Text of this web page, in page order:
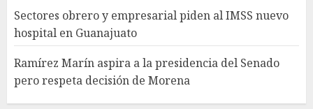
Sectores obrero y empresarial piden al IMSS nuevo
hospital en Guanajuato
Ramírez Marín aspira a la presidencia del Senado
pero respeta decisión de Morena
5
AGOSTO 6, 2026
Detienen a persona por
intentar cobrar cheque falso